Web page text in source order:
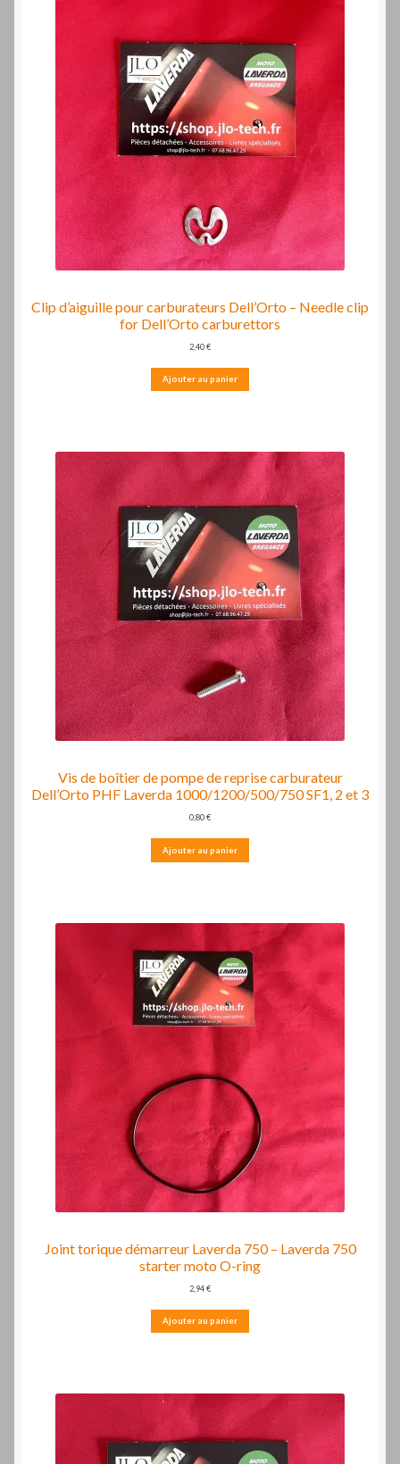
Clip d’aiguille pour carburateurs Dell’Orto – Needle clip
for Dell’Orto carburettors
2,40€
Ajouter au panier
Vis de boîtier de pompe de reprise carburateur
Dell’Orto PHF Laverda 1000/1200/500/750 SF1, 2 et 3
0,80€
Ajouter au panier
Joint torique démarreur Laverda 750 – Laverda 750
starter moto O-ring
2,94€
Ajouter au panier